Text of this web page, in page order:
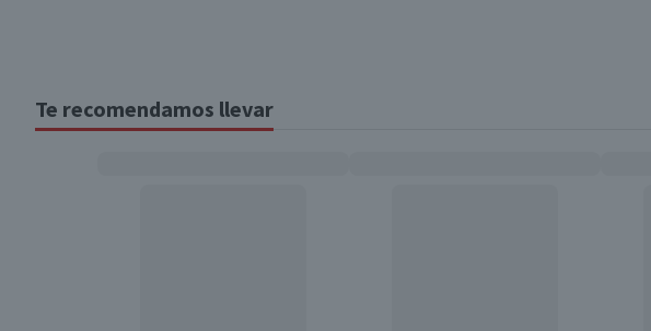
Te recomendamos llevar